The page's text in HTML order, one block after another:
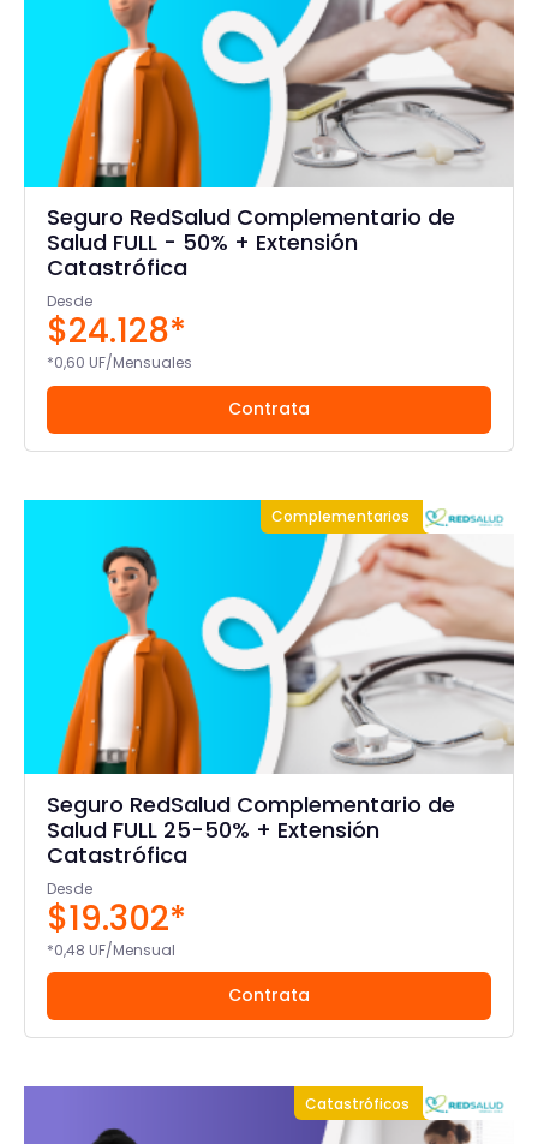
Seguro RedSalud Complementario de
Salud FULL - 50% + Extensión
Catastrófica
Desde
$24.128*
*0,60 UF/Mensuales
Contrata
Complementarios
Seguro RedSalud Complementario de
Salud FULL 25-50% + Extensión
Catastrófica
Desde
$19.302*
*0,48 UF/Mensual
Contrata
Catastróficos